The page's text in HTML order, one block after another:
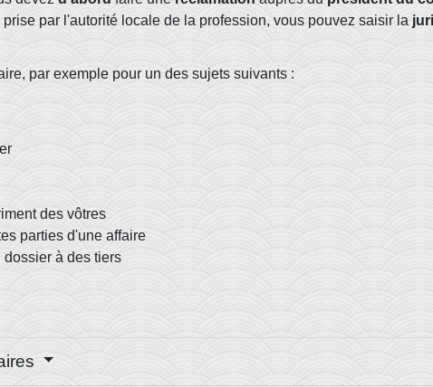
par l'autorité locale de la profession, vous pouvez saisir la
par exemple pour un des sujets suivants :
des vôtres
parties d'une affaire
à des tiers